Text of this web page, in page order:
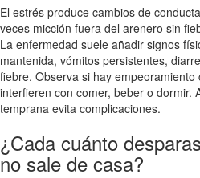
El estrés produce cambios de
veces micción fuera del arenero sin
La enfermedad suele añadir signos
mantenida, vómitos persistentes,
fiebre. Observa si hay
interfieren con comer, beber o dormir.
temprana evita complicaciones.
¿Cada cuánto
no sale de casa?